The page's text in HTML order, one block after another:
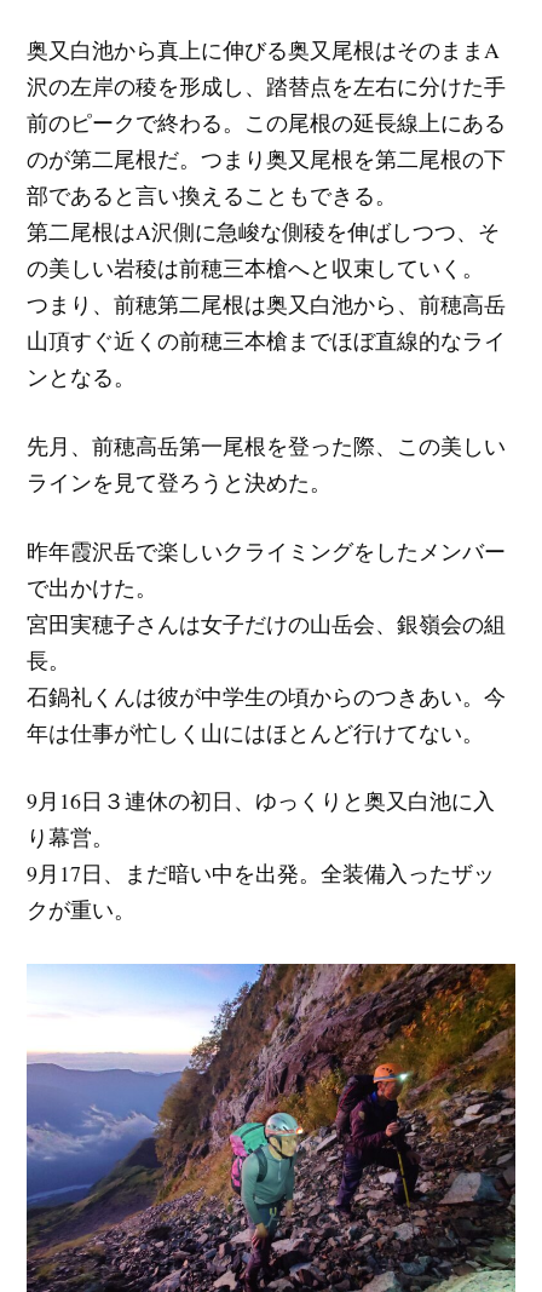
奥又白池から真上に伸びる奥又尾根はそのままA
沢の左岸の稜を形成し、踏替点を左右に分けた手
前のピークで終わる。この尾根の延長線上にある
のが第二尾根だ。つまり奥又尾根を第二尾根の下
部であると言い換えることもできる。
第二尾根はA沢側に急峻な側稜を伸ばしつつ、そ
の美しい岩稜は前穂三本槍へと収束していく。
つまり、前穂第二尾根は奥又白池から、前穂高岳
山頂すぐ近くの前穂三本槍までほぼ直線的なライ
ンとなる。
先月、前穂高岳第一尾根を登った際、この美しい
ラインを見て登ろうと決めた。
昨年霞沢岳で楽しいクライミングをしたメンバー
で出かけた。
宮田実穂子さんは女子だけの山岳会、銀嶺会の組
長。
石鍋礼くんは彼が中学生の頃からのつきあい。今
年は仕事が忙しく山にはほとんど行けてない。
9月16日３連休の初日、ゆっくりと奥又白池に入
り幕営。
9月17日、まだ暗い中を出発。全装備入ったザッ
クが重い。